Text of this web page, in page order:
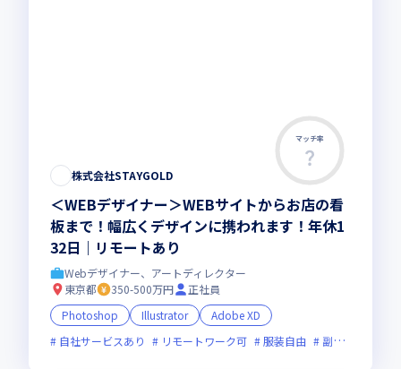
マッチ率
株式会社STAYGOLD
＜WEBデザイナー＞WEBサイトからお店の看
板まで！幅広くデザインに携われます！年休1
32日｜リモートあり
Webデザイナー、アートディレクター
東京都
350-500万円
正社員
Photoshop
Illustrator
Adobe XD
自社サービスあり
リモートワーク可 服装自由 副業可